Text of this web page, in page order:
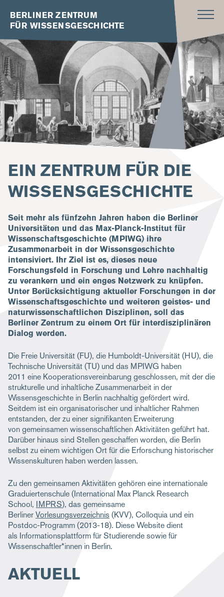
BERLINER ZENTRUM
FÜR WISSENSGESCHICHTE
EIN ZENTRUM FÜR DIE
WISSENSGESCHICHTE
Seit mehr als fünfzehn Jahren haben die Berliner
Universitäten und das Max-Planck-Institut für
Wissenschaftsgeschichte (MPIWG) ihre
Zusammenarbeit in der Wissensgeschichte
intensiviert. Ihr Ziel ist es, dieses neue
Forschungsfeld in Forschung und Lehre nachhaltig
zu verankern und ein enges Netzwerk zu knüpfen.
Unter Berücksichtigung aktueller Forschungen in der
Wissenschaftsgeschichte und weiteren geistes- und
naturwissenschaftlichen Disziplinen, soll das
Berliner Zentrum zu einem Ort für interdisziplinären
Dialog werden.
Die Freie Universität (FU), die Humboldt-Universität (HU), die
Technische Universität (TU) und das MPIWG haben
2011 eine Kooperationsvereinbarung geschlossen, mit der die
strukturelle und inhaltliche Zusammenarbeit in der
Wissensgeschichte in Berlin nachhaltig gefördert wird.
Seitdem ist ein organisatorischer und inhaltlicher Rahmen
entstanden, der zu einer signifikanten Erweiterung
von gemeinsamen wissenschaftlichen Aktivitäten geführt hat.
Darüber hinaus sind Stellen geschaffen worden, die Berlin
selbst zu einem wichtigen Ort für die Erforschung historischer
Wissenskulturen haben werden lassen.
Zu den gemeinsamen Aktivitäten gehören eine internationale
Graduiertenschule (International Max Planck Research
School, IMPRS), das gemeinsame
BerlinerVorlesungsverzeichnis (KVV), Colloquia und ein
Postdoc-Programm (2013-18). Diese Website dient
als Informationsplattform für Studierende sowie für
Wissenschaftler*innen in Berlin.
AKTUELL